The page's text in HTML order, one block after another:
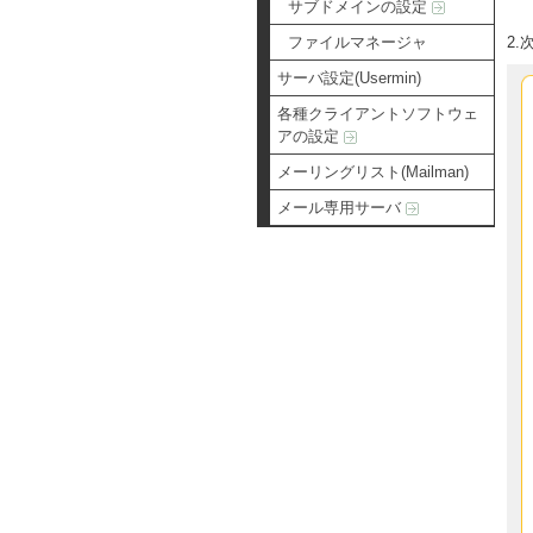
サブドメインの設定
ファイルマネージャ
サーバ設定(Usermin)
各種クライアントソフトウェ
アの設定
メーリングリスト(Mailman)
メール専用サーバ
2.